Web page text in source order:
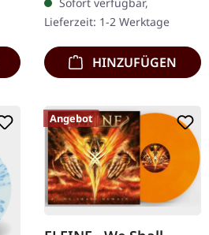
Gatefold-Cover. Die…
Lieferzeit: 1-2 Werktage
HINZUFÜGEN
Angebot